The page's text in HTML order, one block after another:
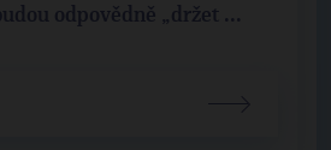
odpovědně „držet ...